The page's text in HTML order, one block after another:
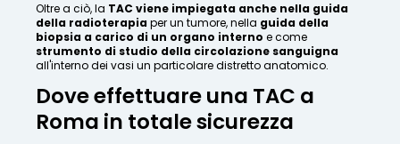
Oltre a ciò, la TAC viene impiegata anche nella guida
della radioterapiaper un tumore, nella guida della
biopsia a carico di un organo interno e come
strumento di studio della circolazione sanguigna
all'interno dei vasi un particolare distretto anatomico.
Dove effettuare una TAC a
Roma in totale sicurezza